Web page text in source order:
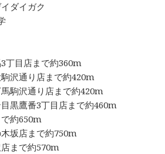
ダイガク
丁目店まで約360m
沢通り店まで約420m
駒沢通り店まで約420m
黒鷹番3丁目店まで約460m
約650m
坂店まで約750m
まで約570m